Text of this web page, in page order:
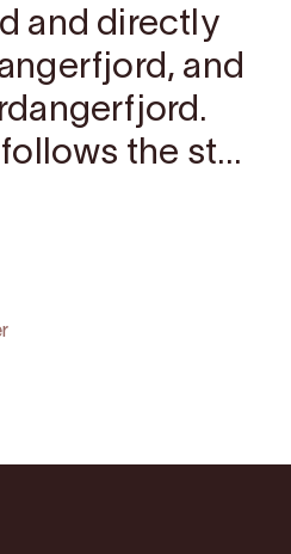
and directly
and
the st...